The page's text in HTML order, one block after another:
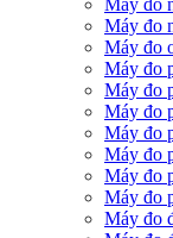
Máy đo
Máy đo
Máy đo
Máy đo
Máy đo
Máy đo
Máy đo
Máy đo
Máy đo
Máy đo
Máy đo